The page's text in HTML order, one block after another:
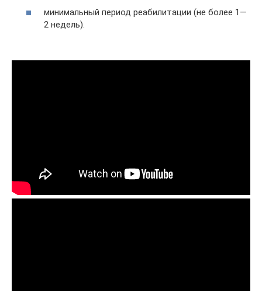
минимальный период реабилитации (не более 1—
2 недель).